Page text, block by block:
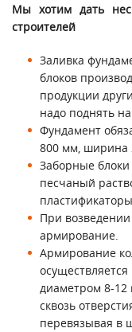
Мы хотим дать
строителей
Заливка
блоков
продукции
надо поднять
Фундамент
800 мм, ширина
Заборные
песчаный
При
армирование.
Армирование
диаметром 8-12
сквозь
перевязывая в